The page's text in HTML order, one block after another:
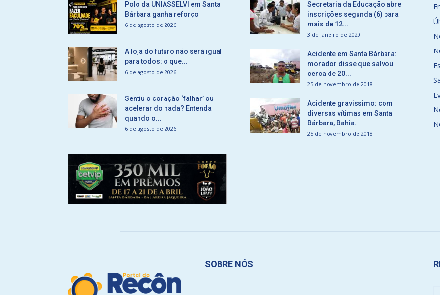
Polo da UNIASSELVI em Santa
Bárbara ganha reforço
6 de agosto de 2026
A loja do futuro não será igual
para todos: o que...
6 de agosto de 2026
Sentiu o coração ‘falhar’ ou
acelerar do nada? Entenda
quando o...
6 de agosto de 2026
Secretaria da Educação abre
inscrições segunda (6) para
mais de 12...
3 de janeiro de 2020
Acidente em Santa Bárbara:
morador disse que salvou
cerca de 20...
25 de novembro de 2018
Acidente gravissimo: com
diversas vítimas em Santa
Bárbara, Bahia.
25 de novembro de 2018
SOBRE NÓS